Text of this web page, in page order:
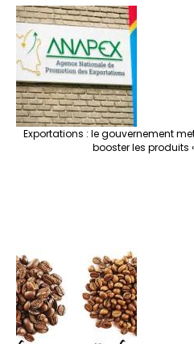
Exportations : le gouvernement
booster les produits